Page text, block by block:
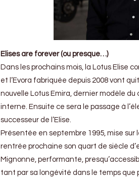
Elises are forever (ou presque…)
Dans les prochains mois, la Lotus Elise
et l’Evora fabriquée depuis 2008 vont
nouvelle Lotus Emira, dernier modèle
interne. Ensuite ce sera le passage à
successeur de l’Elise.
Présentée en septembre 1995, mise
rentrée prochaine son quart de siècle
Mignonne, performante,
tant par sa longévité dans le temps